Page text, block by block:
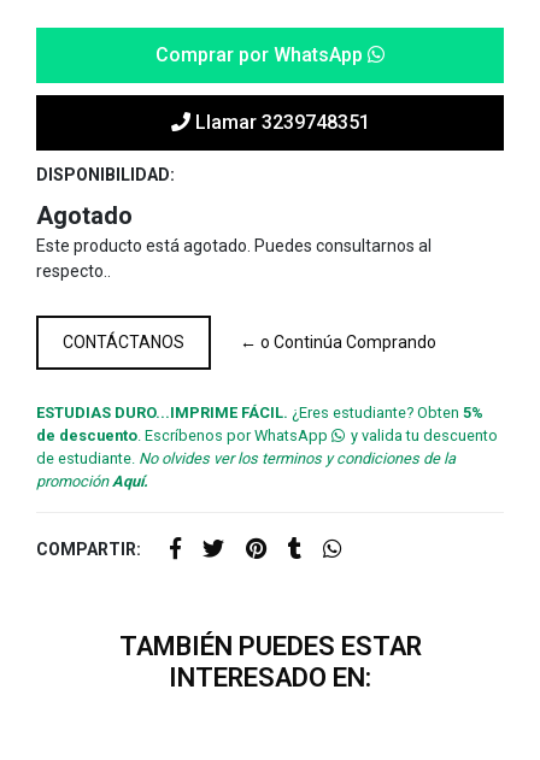
Comprar por WhatsApp
Llamar 3239748351
DISPONIBILIDAD:
Agotado
Este producto está agotado. Puedes consultarnos al
respecto..
CONTÁCTANOS ← o Continúa Comprando
ESTUDIAS DURO...IMPRIME FÁCIL. ¿Eres estudiante? Obten 5%
de descuento. Escríbenos por WhatsApp
y valida tu descuento
de estudiante. No olvides ver los terminos y condiciones de la
promociónAquí.
COMPARTIR:
TAMBIÉN PUEDES ESTAR
INTERESADO EN: